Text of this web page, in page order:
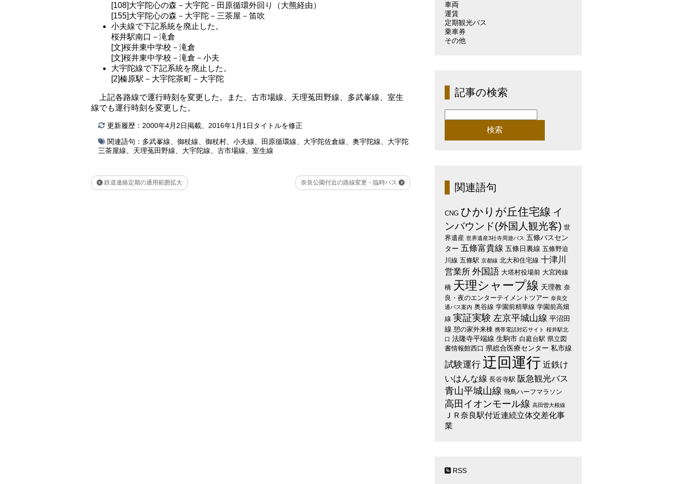
[108]大宇陀心の森－大宇陀－田原循環外回り（大熊経由）
[155]大宇陀心の森－大宇陀－三茶屋－笛吹
小夫線で下記系統を廃止した。
桜井駅南口－滝倉
[文]桜井東中学校－滝倉
[文]桜井東中学校－滝倉－小夫
大宇陀線で下記系統を廃止した。
[2]榛原駅－大宇陀茶町－大宇陀
上記各路線で運行時刻を変更した。また、古市場線、天理菟田野線、多武峯線、室生
線でも運行時刻を変更した。
更新履歴：2000年4月2日掲載、2016年1月1日タイトルを修正
関連語句： 多武峯線 御杖線 御杖村 小夫線 田原循環線 大宇陀佐倉線 奥宇陀線
大宇陀
三茶屋線
天理菟田野線 大宇陀線 古市場線 室生線
鉄道連絡定期の通用範囲拡大 奈良公園付近の路線変更・臨時バス
車両
運賃
定期観光バス
乗車券
その他
記事の検索
索:
関連語句
CNG ひかりが丘住宅線 イ
ンバウンド(外国人観光客) 世
界遺産 世界遺産3社寺周遊バス 五條バスセン
ター 五條富貴線 五條日裏線 五條野迫
川線 五條駅 京都線 北大和住宅線 十津川
営業所 外国語 大塔村役場前 大宮跨線
橋 天理シャープ線 天理教 奈
良・夜のエンターテイメントツアー 奈良交
通バス案内 奥谷線 学園前精華線 学園前高畑
線 実証実験 左京平城山線 平沼田
線 憩の家外来棟 携帯電話対応サイト 桜井駅北
口 法隆寺平端線 生駒市 白庭台駅 県立図
書情報館西口 県総合医療センター 私市線
試験運行 迂回運行 近鉄け
いはんな線 長谷寺駅 阪急観光バス
青山平城山線 飛鳥ハーフマラソン
高田イオンモール線 高田曽大根線
ＪＲ奈良駅付近連続立体交差化事
業
RSS